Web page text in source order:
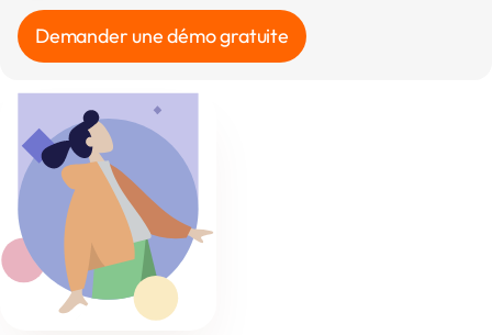
Demander une démo gratuite